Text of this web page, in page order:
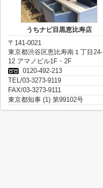
うちナビ目黒恵比寿店
〒141-0021
東京都渋谷区恵比寿南１丁目24-
12 アマノビル1F・2F
0120-492-213
TEL/03-3273-9119
FAX/03-3273-9111
東京都知事 (1) 第99102号